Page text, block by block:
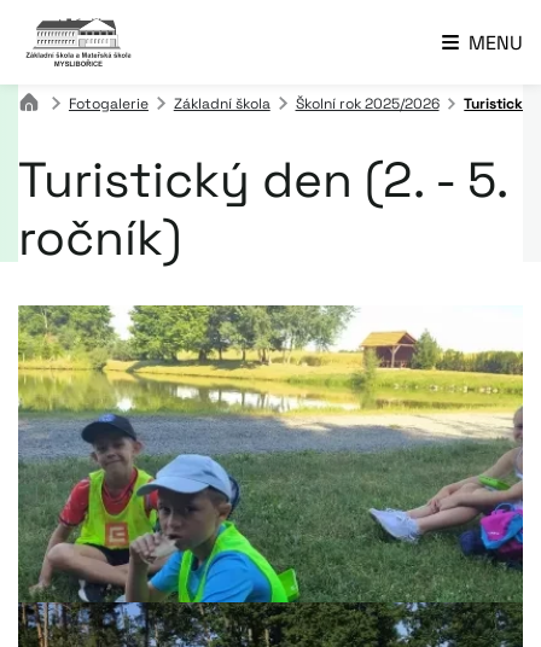
MENU
Fotogalerie Základní škola Školní rok 2025/2026 Turistický
Turistický den (2. - 5.
ročník)